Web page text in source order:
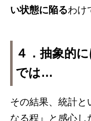
い状態に陥るわけ
４．抽象的
では…
その結果、統計と
なる程』と感心し